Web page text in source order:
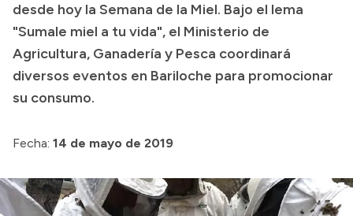
Presupuesto
Compras y licitaciones
Consulta de expedientes
Convocatorias
Login
desde hoy la Semana de la Miel. Bajo el lema
"Sumale miel a tu vida", el Ministerio de
Agricultura, Ganadería y Pesca coordinará
diversos eventos en Bariloche para promocionar
su consumo.
Fecha: 14 de mayo de 2019